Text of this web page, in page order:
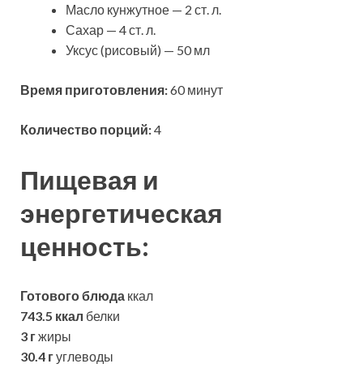
Масло кунжутное — 2 ст. л.
Сахар — 4 ст. л.
Уксус (рисовый) — 50 мл
Время приготовления:60 минут
Количество порций:4
Пищевая и
энергетическая
ценность:
Готового блюда ккал
743.5 ккал белки
3 гжиры
30.4 гуглеводы